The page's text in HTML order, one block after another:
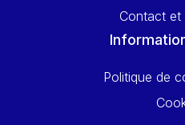
Contact
Politique de